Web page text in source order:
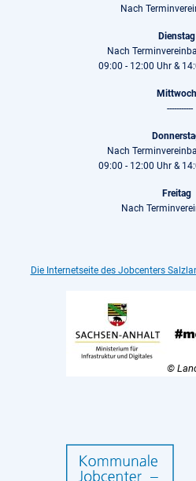
Nach
Dienstag
Nach
09:00 - 12:00 Uhr &
Mittwoch
-----------
Nach
09:00 - 12:00 Uhr &
Freitag
Nach
Die Internetseite des Jobcenters
©